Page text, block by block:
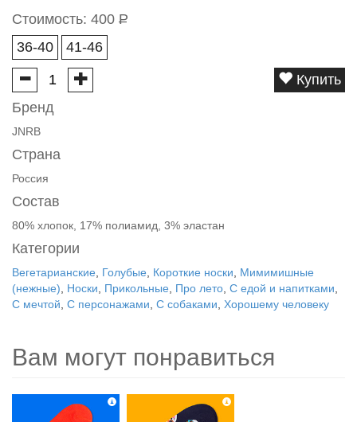
Стоимость: 400 Р
36-40
41-46
Купить
Бренд
JNRB
Страна
Россия
Состав
80% хлопок, 17% полиамид, 3% эластан
Категории
Вегетарианские Голубые Короткие носки
Мимимишные
(нежные)
Носки Прикольные Про лето С едой и напитками
С мечтой С персонажами С собаками Хорошему человеку
Вам могут понравиться